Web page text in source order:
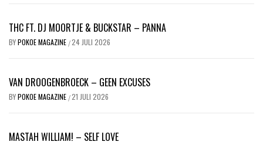
THC FT. DJ MOORTJE & BUCKSTAR – PANNA
BYPOKOE MAGAZINE /24 JULI 2026
VAN DROOGENBROECK – GEEN EXCUSES
BYPOKOE MAGAZINE /21 JULI 2026
MASTAH WILLIAM! – SELF LOVE